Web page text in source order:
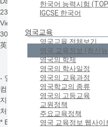
한국어 능력시험
IGCSE 한국어
영국교육
영국교육 전체보기
영국 교육정보 (최신
영국의 학제
영국의 학사일정
영국의 교육과정
영국학교의 종류
영국의 고등교육
교원정책
주요교육정책
영국 교육정보 웹사이
23:37 25 Jan 2013
Views
3072
英 EBac제외 과목에 찬바람
- 영국의 새 입시제도
컴퓨터공학, 종교교육, 디자인, 기
지원율이 급속히 하락하여 대학의
처하였음.
* English Baccalaureate: 새로운